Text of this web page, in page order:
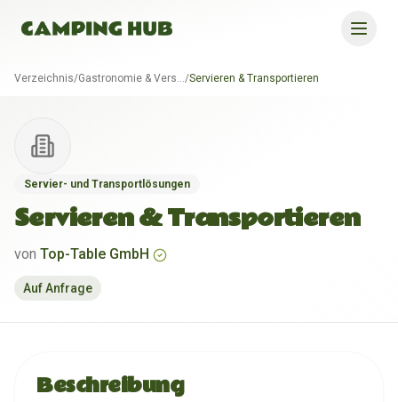
Verzeichnis/ Gastronomie & Versorgung/Servieren & Transportieren
Servier- und Transportlösungen
Servieren & Transportieren
von Top-Table GmbH
Auf Anfrage
Beschreibung